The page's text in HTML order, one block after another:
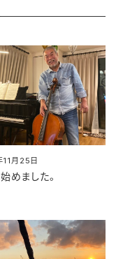
めました。
月25日